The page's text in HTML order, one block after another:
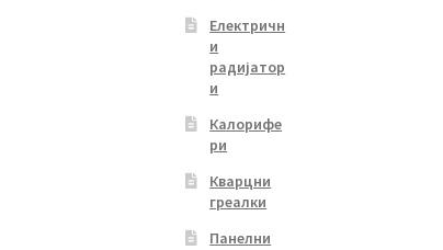
Електричн
и
радијатор
и
Калорифе
ри
Кварцни
греалки
Панелни